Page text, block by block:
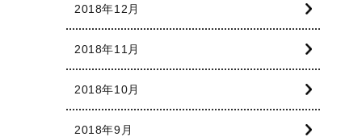
2018年12月
2018年11月
2018年10月
2018年9月